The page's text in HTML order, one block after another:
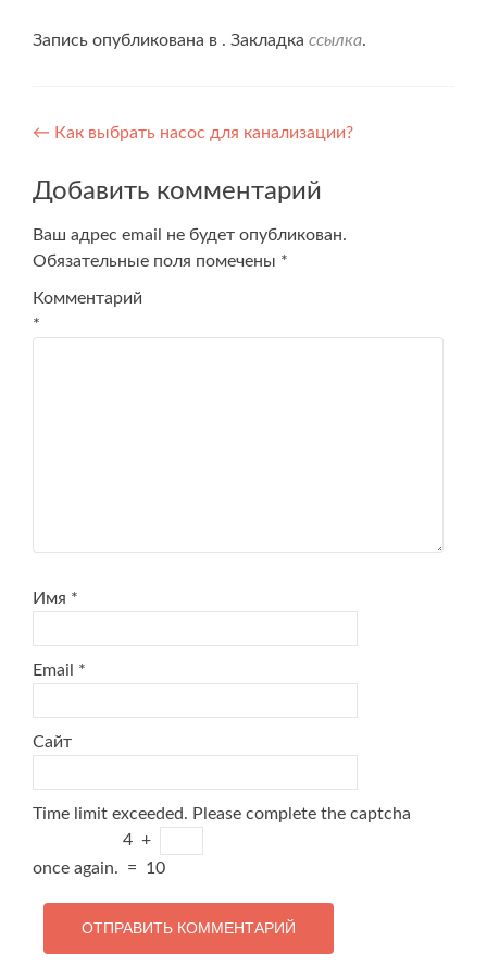
Запись опубликована в . Закладка ссылка.
Навигация
по
записям
← Как выбрать насос для канализации?
Добавить комментарий
Ваш адрес email не будет опубликован.
Обязательные поля помечены *
Комментарий
*
Имя *
Email *
Сайт
Time limit exceeded. Please complete the captcha
once again.
4 +
=
10